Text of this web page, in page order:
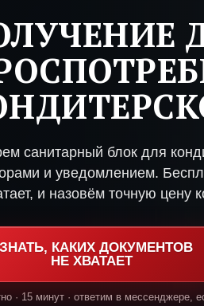
санитарный блок для
и уведомлением.
и назовём точную цену
КАКИХ ДОКУМЕНТОВ
НЕ ХВАТАЕТ
· 15 минут · ответим в мессенджере,